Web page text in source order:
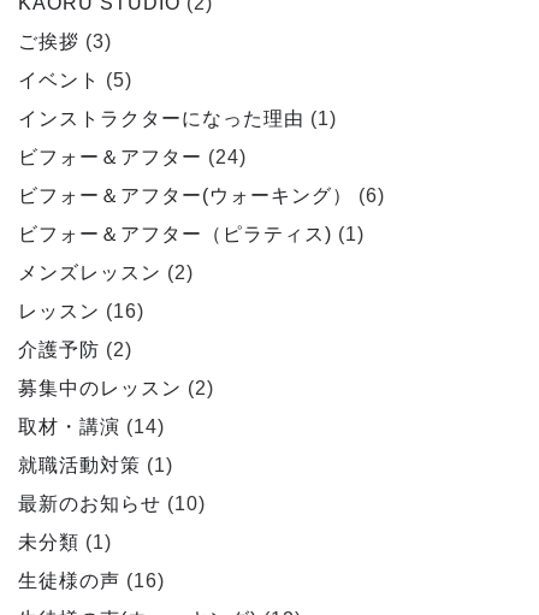
ご挨拶 (3)
イベント
(5)
インストラクターになった理由 (1)
ビフォー＆アフター (24)
ビフォー＆アフター(ウォーキング）
(6)
ビフォー＆アフター（ピラティス) (1)
メンズレッスン (2)
レッスン (16)
介護予防 (2)
募集中のレッスン (2)
取材・講演 (14)
就職活動対策 (1)
最新のお知らせ (10)
未分類 (1)
生徒様の声 (16)